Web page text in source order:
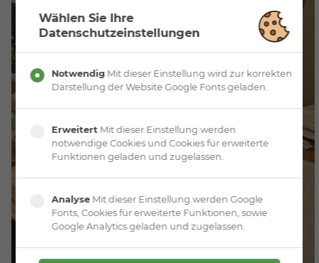
Wählen Sie Ihre
Datenschutzeinstellungen
Notwendig Mit dieser Einstellung wird zur korrekten
Darstellung der Website Google Fonts geladen.
Erweitert Mit dieser Einstellung werden
notwendige Cookies und Cookies für erweiterte
Funktionen geladen und zugelassen.
Analyse Mit dieser Einstellung werden Google
Fonts, Cookies für erweiterte Funktionen, sowie
Google Analytics geladen und zugelassen.